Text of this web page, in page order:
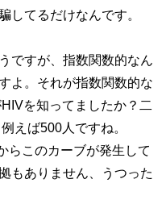
してるだけなんです。
ですが、指数関数的なん
よ。それが指数関数的な
を知ってましたか？二
えば500人ですね。
らこのカーブが発生して
もありません、うつった